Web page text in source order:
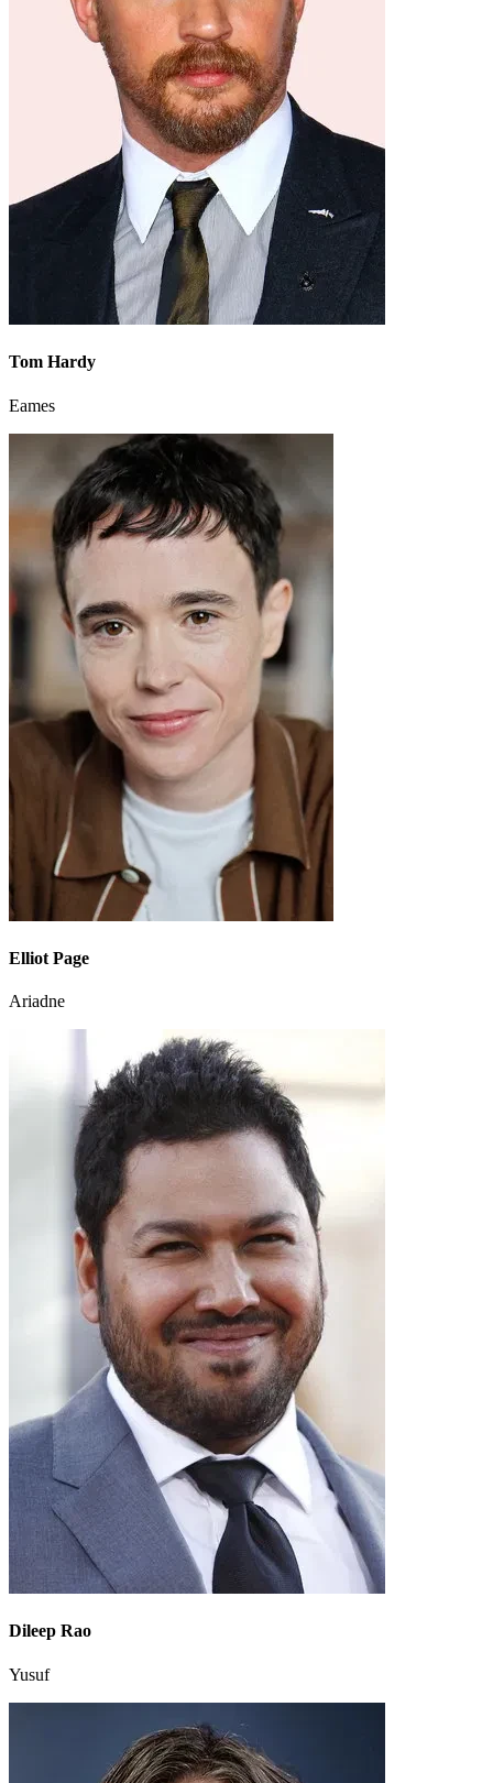
Tom Hardy
Eames
Elliot Page
Ariadne
Dileep Rao
Yusuf